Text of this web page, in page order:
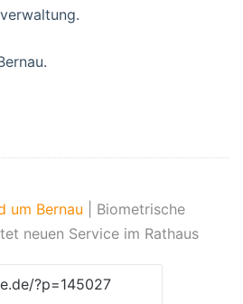
um Bernau
Biometrische
neuen Service im Rathaus